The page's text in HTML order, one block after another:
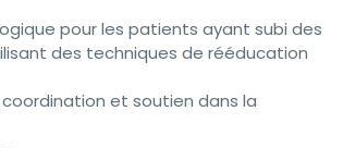
pour les patients ayant subi des
des techniques de rééducation
et soutien dans la